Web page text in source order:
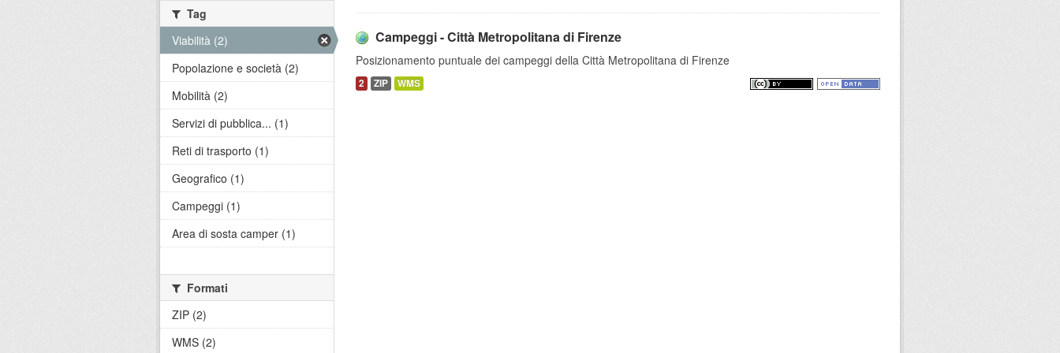
Campeggi - Città Metropolitana di Firenze
Posizionamento puntuale dei campeggi della Città Metropolitana di Firenze
2 ZIP WMS
Tag
Viabilità (2)
Popolazione e società (2)
Mobilità (2)
Servizi di pubblica... (1)
Reti di trasporto (1)
Geografico (1)
Campeggi (1)
Area di sosta camper (1)
Formati
ZIP (2)
WMS (2)